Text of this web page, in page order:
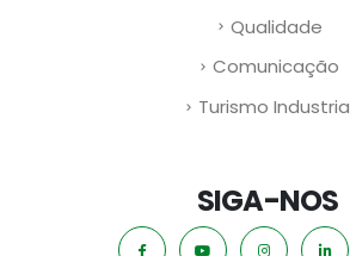
Qualidade
Comunicação
Turismo
SIGA-NOS